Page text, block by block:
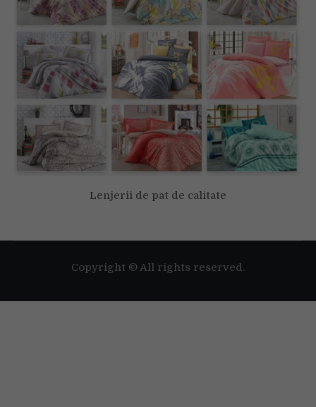
Lenjerii de pat de calitate
Copyright © All rights reserved.
Poți afla mai multe despre cookie-urile pe care le folosim sau să